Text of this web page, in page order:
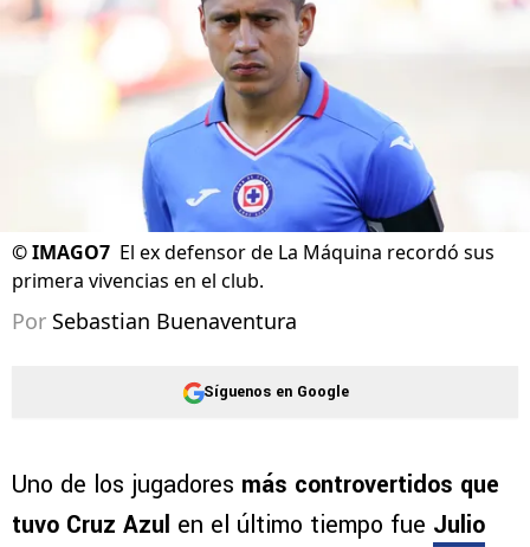
©IMAGO7 El ex defensor de La Máquina recordó sus
primera vivencias en el club.
Por Sebastian Buenaventura
Síguenos en Google
Uno de los jugadores más controvertidos que
tuvo Cruz Azul en el último tiempo fue Julio